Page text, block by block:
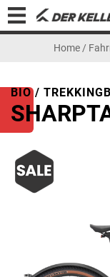
Home /
BIO /